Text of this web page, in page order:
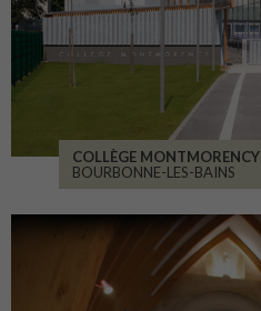
COLLÈGE MONTMORENCY
BOURBONNE-LES-BAINS